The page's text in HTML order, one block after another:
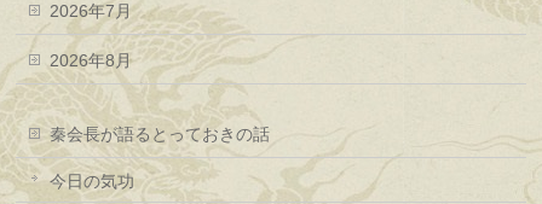
2026年7月
2026年8月
秦会長が語るとっておきの話
今日の気功